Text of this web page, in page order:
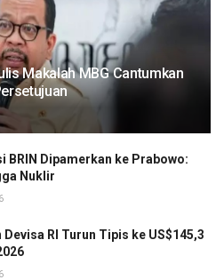
Makalah MBG Cantumkan
BRIN Dipamerkan ke Prabowo:
Nuklir
Devisa RI Turun Tipis ke US$145,3